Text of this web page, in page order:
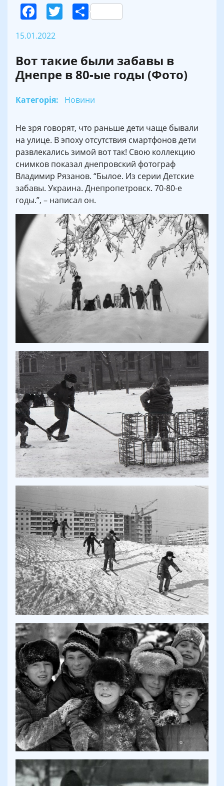
Facebook
Twitter
Поділитися
15.01.2022
Вот такие были забавы в
Днепре в 80-ые годы (Фото)
Категорія: Новини
Не зря говорят, что раньше дети чаще бывали
на улице. В эпоху отсутствия смартфонов дети
развлекались зимой вот так! Свою коллекцию
снимков показал днепровский фотограф
Владимир Рязанов. “Былое. Из серии Детские
забавы. Украина. Днепропетровск. 70-80-е
годы.”, – написал он.